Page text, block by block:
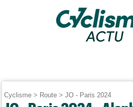
Cyclisme > Route >JO - Paris 2024